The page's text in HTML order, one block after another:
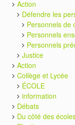
Action
Défendre les
Personnels de
Personnels
Personnels
Justice
Action
Collège et Lycée
ÉCOLE
information
Débats
Du côté des